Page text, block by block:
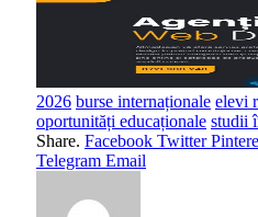
2026 burse internaționale elevi
oportunități educaționale studii
Share. Facebook Twitter
Telegram Email